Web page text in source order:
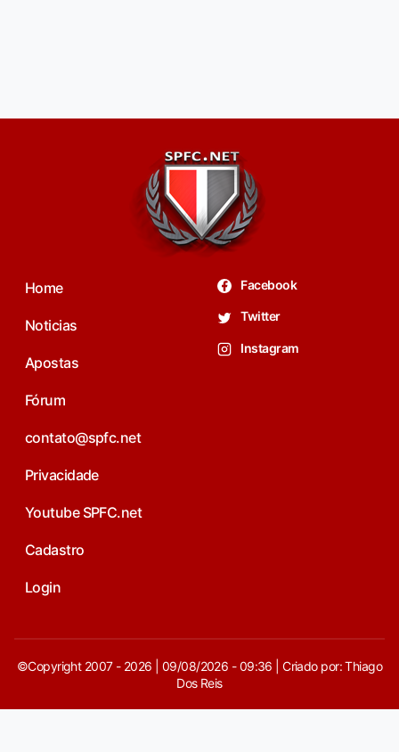
Home
Noticias
Apostas
Fórum
contato@spfc.net
Privacidade
Youtube SPFC.net
Cadastro
Login
Facebook
Twitter
Instagram
©Copyright 2007 - 2026 | 09/08/2026 - 09:36 | Criado por: Thiago
Dos Reis